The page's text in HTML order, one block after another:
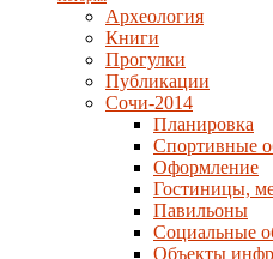
Археология
Книги
Прогулки
Публикации
Сочи-2014
Планировка
Спортивные
Оформление
Гостиницы,
Павильоны
Социальные
Объекты